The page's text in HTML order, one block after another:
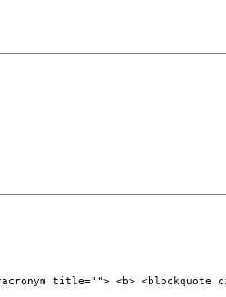
title=""> <b> <blockquote